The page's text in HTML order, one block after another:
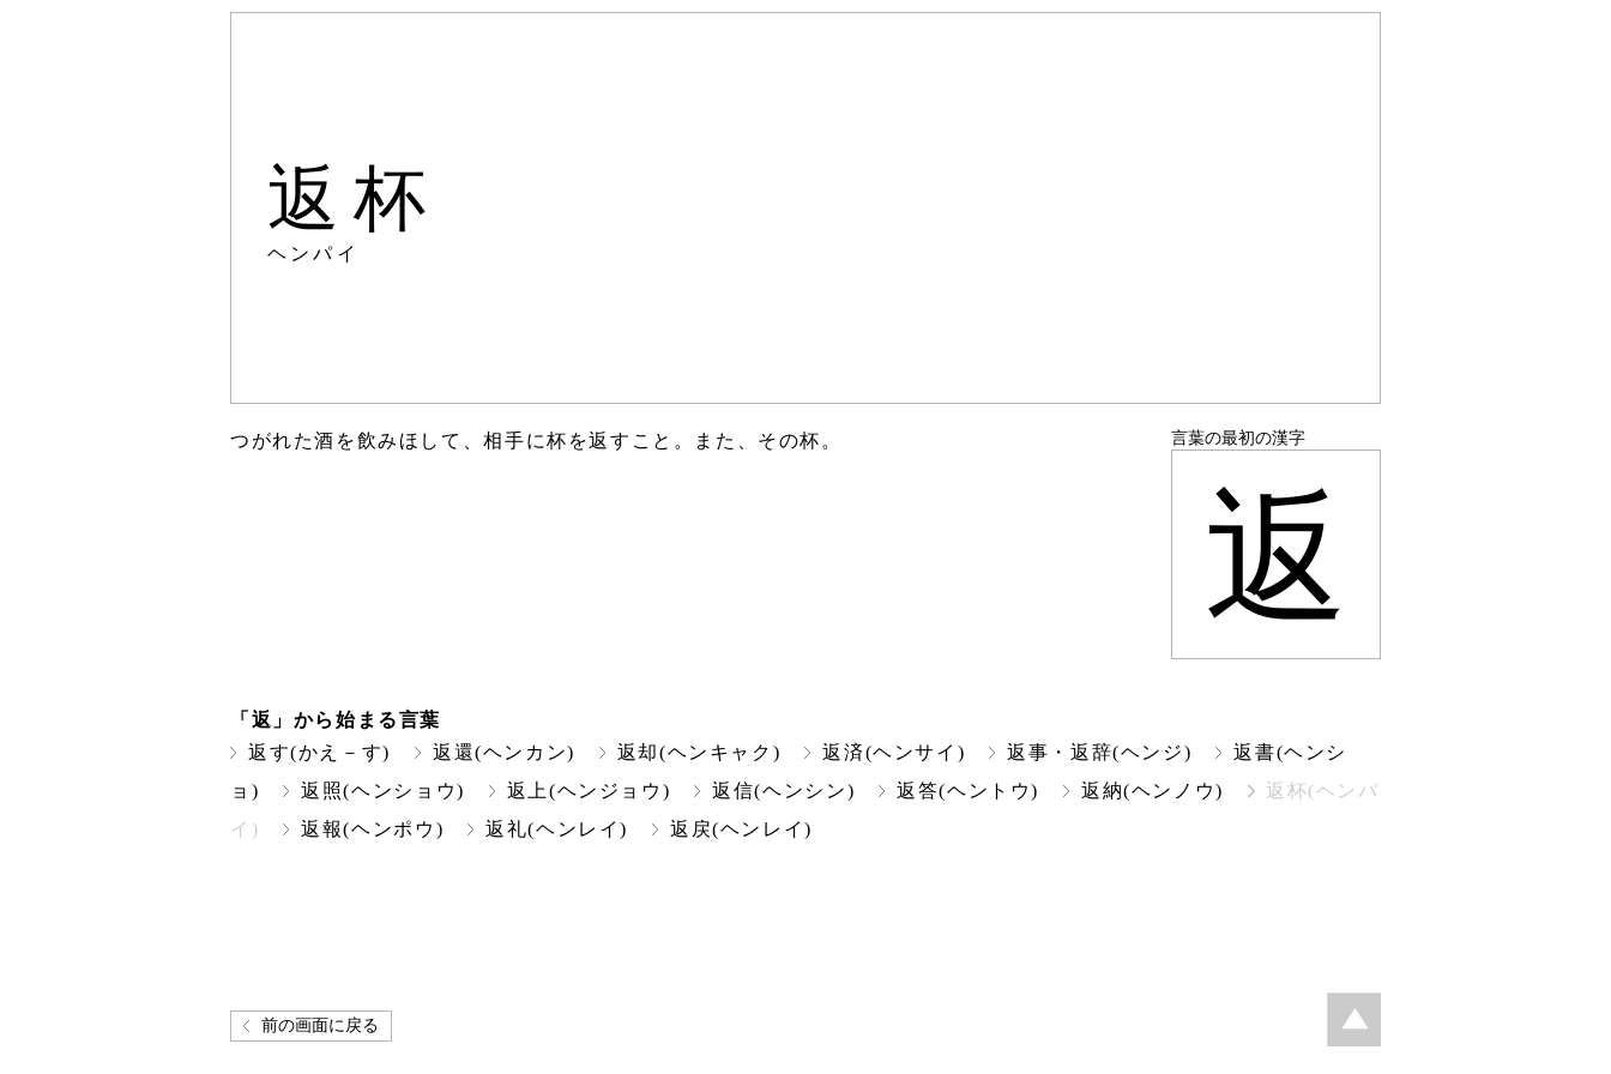
返杯
ヘンパイ
つがれた酒を飲みほして、相手に杯を返すこと。また、その杯。 言葉の最初の漢字
返
「返」から始まる言葉
返す(かえ－す)
返還(ヘンカン) 返却(ヘンキャク) 返済(ヘンサイ) 返事・返辞(ヘンジ)
返書(ヘンシ
ョ)
返照(ヘンショウ) 返上(ヘンジョウ) 返信(ヘンシン) 返答(ヘントウ) 返納(ヘンノウ)
返杯(ヘンパ
イ)
返報(ヘンポウ) 返礼(ヘンレイ) 返戻(ヘンレイ)
前の画面に戻る